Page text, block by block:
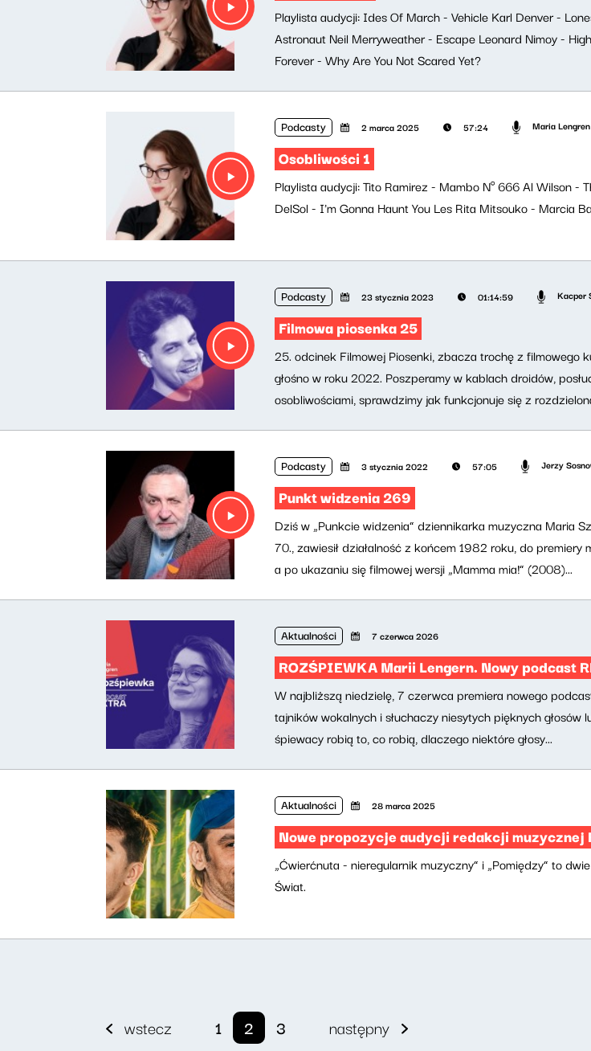
Playlista audycji: Ides Of March - Vehicle Karl Denver -
Astronaut Neil Merryweather - Escape Leonard Nimoy -
Forever - Why Are You Not Scared Yet?
Podcasty 2 marca 2025 57:24 Maria Lengren
Osobliwości 1
Playlista audycji: Tito Ramirez - Mambo Nº 666 Al Wilson
DelSol - I'm Gonna Haunt You Les Rita Mitsouko - Marcia
Podcasty 23 stycznia 2023 01:14:59 Kacper
Filmowa piosenka 25
25. odcinek Filmowej Piosenki, zbacza trochę z filmowego
głośno w roku 2022. Poszperamy w kablach droidów,
osobliwościami, sprawdzimy jak funkcjonuje się z
Podcasty 3 stycznia 2022 57:05 Jerzy
Punkt widzenia 269
Dziś w „Punkcie widzenia” dziennikarka muzyczna Maria
70., zawiesił działalność z końcem 1982 roku, do
a po ukazaniu się filmowej wersji „Mamma mia!” (2008)...
Aktualności 7 czerwca 2026
ROZŚPIEWKA Marii Lengern. Nowy podcast
W najbliższą niedzielę, 7 czerwca premiera nowego
tajników wokalnych i słuchaczy niesytych pięknych
śpiewacy robią to, co robią, dlaczego niektóre głosy...
Aktualności 28 marca 2025
Nowe propozycje audycji redakcji muzycznej
„Ćwierćnuta - nieregularnik muzyczny” i „Pomiędzy” to
Świat.
wstecz 1 2 3 następny